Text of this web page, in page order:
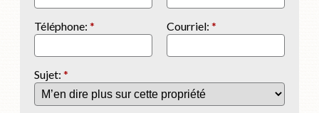
Téléphone: * Courriel: *
Sujet: *